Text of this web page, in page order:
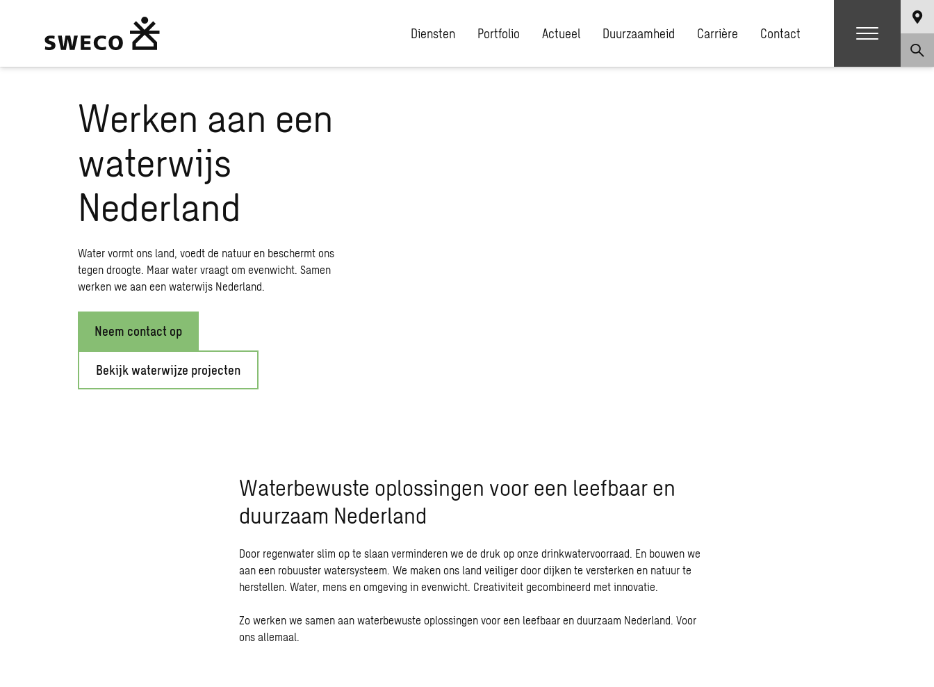
Diensten Portfolio Actueel Duurzaamheid Carrière Contact
Werken aan een
waterwijs
Nederland
Water vormt ons land, voedt de natuur en beschermt ons
tegen droogte. Maar water vraagt om evenwicht. Samen
werken we aan een waterwijs Nederland.
Neem contact op
Bekijk waterwijze projecten
Waterbewuste oplossingen voor een leefbaar en
duurzaam Nederland
Door regenwater slim op te slaan verminderen we de druk op onze drinkwatervoorraad. En bouwen we
aan een robuuster watersysteem. We maken ons land veiliger door dijken te versterken en natuur te
herstellen. Water, mens en omgeving in evenwicht. Creativiteit gecombineerd met innovatie.
Zo werken we samen aan waterbewuste oplossingen voor een leefbaar en duurzaam Nederland. Voor
ons allemaal.